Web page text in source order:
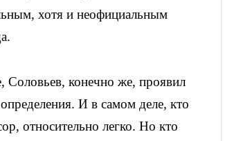
хотя и неофициальным
Соловьев, конечно же, проявил
И в самом деле, кто
относительно легко. Но кто